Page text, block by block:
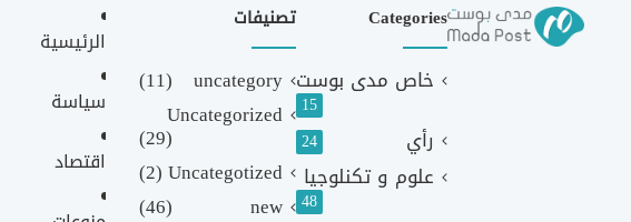
Categories
خاص مدى بوست
15
رأي 24
علوم و تكنلوجيا
48
تصنيفات
uncategory
(11)
Uncategorized
(29)
Uncategotized
(2)
new
(46)
الرئيسية
سياسة
اقتصاد